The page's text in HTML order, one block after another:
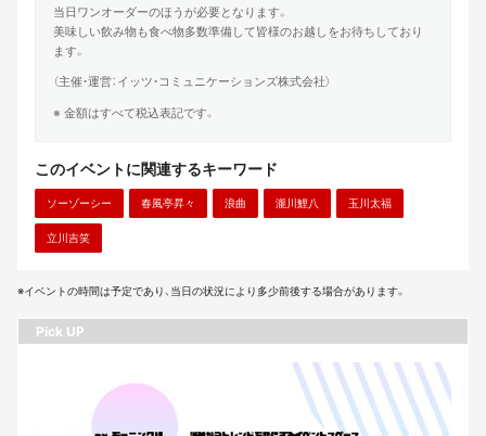
当日ワンオーダーのほうが必要となります。
美味しい飲み物も食べ物多数準備して皆様のお越しをお待ちしており
ます。
（主催・運営：イッツ・コミュニケーションズ株式会社）
※ 金額はすべて税込表記です。
このイベントに関連するキーワード
ソーゾーシー 春風亭昇々 浪曲 瀧川鯉八 玉川太福
立川吉笑
※イベントの時間は予定であり、当日の状況により多少前後する場合があります。
Pick UP